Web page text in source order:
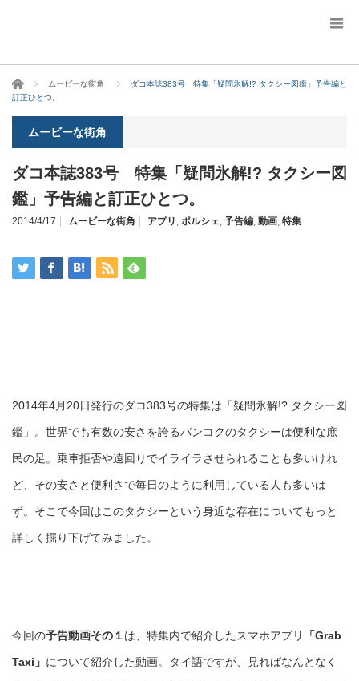
ホーム ムービーな街角
ダコ本誌383号 特集「疑問氷解!? タクシー図鑑」予告編と
訂正ひとつ。
ムービーな街角
ダコ本誌383号 特集「疑問氷解!? タクシー図
鑑」予告編と訂正ひとつ。
2014/4/17 ムービーな街角 アプリ , ポルシェ, 予告編, 動画, 特集
2014年4月20日発行のダコ383号の特集は「疑問氷解!? タクシー図
鑑」。世界でも有数の安さを誇るバンコクのタクシーは便利な庶
民の足。乗車拒否や遠回りでイライラさせられることも多いけれ
ど、その安さと便利さで毎日のように利用している人も多いは
ず。そこで今回はこのタクシーという身近な存在についてもっと
詳しく掘り下げてみました。
今回の予告動画その１ は、特集内で紹介したスマホアプリ 「Grab
Taxi」 について紹介した動画。タイ語ですが、見ればなんとなく